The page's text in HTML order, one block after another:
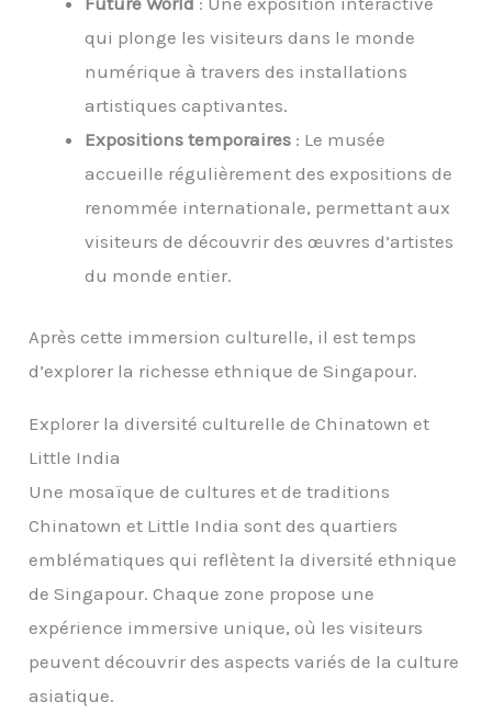
qui plonge les visiteurs dans le monde
numérique à travers des installations
artistiques captivantes.
Expositions temporaires : Le musée
accueille régulièrement des expositions de
renommée internationale, permettant aux
visiteurs de découvrir des œuvres d’artistes
du monde entier.
Après cette immersion culturelle, il est temps
d’explorer la richesse ethnique de Singapour.
Explorer la diversité culturelle de Chinatown et
Little India
Une mosaïque de cultures et de traditions
Chinatown et Little India sont des quartiers
emblématiques qui reflètent la diversité ethnique
de Singapour. Chaque zone propose une
expérience immersive unique, où les visiteurs
peuvent découvrir des aspects variés de la culture
asiatique.